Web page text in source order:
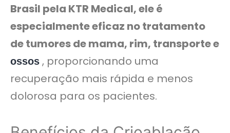
Brasil pela KTR Medical, ele é
especialmente eficaz no tratamento
de tumores de mama, rim, transporte e
ossos , proporcionando uma
recuperação mais rápida e menos
dolorosa para os pacientes.